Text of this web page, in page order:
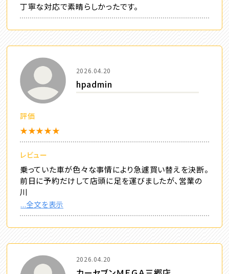
丁寧な対応で素晴らしかったです。
2026.04.20
hpadmin
評価
★★★★★
レビュー
乗っていた車が色々な事情により急遽買い替えを決断。
前日に予約だけして店頭に足を運びましたが、営業の
川
...全文を表示
2026.04.20